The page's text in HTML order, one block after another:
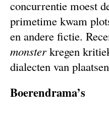
concurrentie moest
primetime kwam
en andere fictie.
monsterkregen
dialecten van
Boerendrama’s